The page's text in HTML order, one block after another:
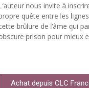
nous invite à
quête entre les
brûlure de l’âme qui
prison pour mieux
Achat depuis CLC